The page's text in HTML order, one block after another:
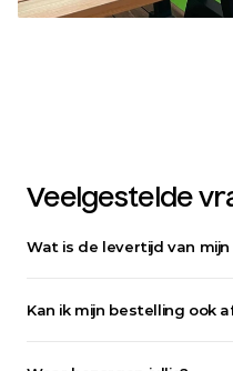
Veelgestelde
Wat is de levertijd van
Kan ik mijn bestelling ook